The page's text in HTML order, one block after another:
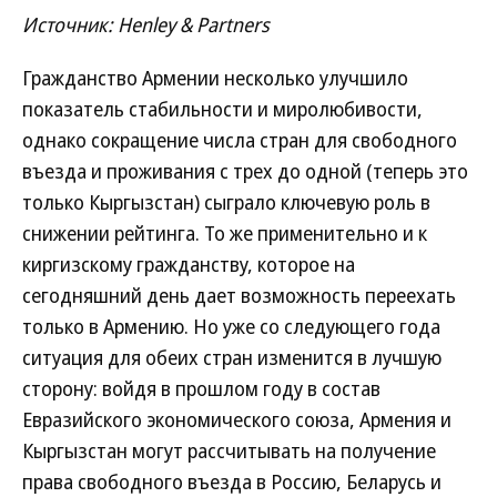
Источник: Henley & Partners
Гражданство Армении несколько улучшило
показатель стабильности и миролюбивости,
однако сокращение числа стран для свободного
въезда и проживания с трех до одной (теперь это
только Кыргызстан) сыграло ключевую роль в
снижении рейтинга. То же применительно и к
киргизскому гражданству, которое на
сегодняшний день дает возможность переехать
только в Армению. Но уже со следующего года
ситуация для обеих стран изменится в лучшую
сторону: войдя в прошлом году в состав
Евразийского экономического союза, Армения и
Кыргызстан могут рассчитывать на получение
права свободного въезда в Россию, Беларусь и